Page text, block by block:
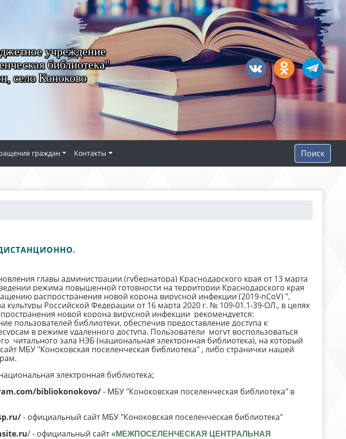
учреждение
библиотека"
село Коноково
граждан Контакты Поиск
главы администрации (губернатора) Краснодарского края от 13 марта
режима повышенной готовности на территории Краснодарского края
распространения новой корона вирусной инфекции (2019-nCoV) ",
культуры Российской Федерации от 16 марта 2020 г. № 109-01.1-39-ОЛ., в целях
новой корона вирусной инфекции рекомендуется:
пользователей библиотеки, обеспечив предоставление доступа к
в режиме удаленного доступа. Пользователи могут воспользоваться
читального зала НЭБ (национальная электронная библиотека), на который
МБУ "Коноковская поселенческая библиотека" , либо странички нашей
электронная библиотека;
bibliokonokovo/- МБУ "Коноковская поселенческая библиотека" в
- официальный сайт МБУ "Коноковская поселенческая библиотека"
/ - официальный сайт«МЕЖПОСЕЛЕНЧЕСКАЯ ЦЕНТРАЛЬНАЯ